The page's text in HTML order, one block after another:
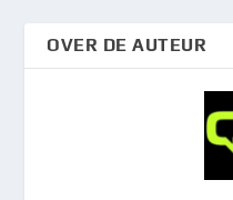
OVER DE AUTEUR